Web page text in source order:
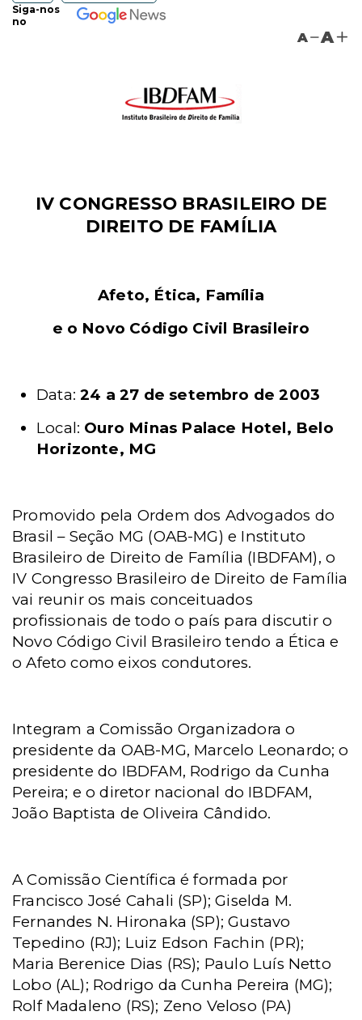
Siga-nos
no
A A
IV CONGRESSO BRASILEIRO DE
DIREITO DE FAMÍLIA
Afeto, Ética, Família
e o Novo Código Civil Brasileiro
Data:24 a 27 de setembro de 2003
Local: Ouro Minas Palace Hotel, Belo
Horizonte, MG
Promovido pela Ordem dos Advogados do
Brasil – Seção MG (OAB-MG) e Instituto
Brasileiro de Direito de Família (IBDFAM), o
IV Congresso Brasileiro de Direito de Família
vai reunir os mais conceituados
profissionais de todo o país para discutir o
Novo Código Civil Brasileiro tendo a Ética e
o Afeto como eixos condutores.
Integram a Comissão Organizadora o
presidente da OAB-MG, Marcelo Leonardo; o
presidente do IBDFAM, Rodrigo da Cunha
Pereira; e o diretor nacional do IBDFAM,
João Baptista de Oliveira Cândido.
A Comissão Científica é formada por
Francisco José Cahali (SP); Giselda M.
Fernandes N. Hironaka (SP); Gustavo
Tepedino (RJ); Luiz Edson Fachin (PR);
Maria Berenice Dias (RS); Paulo Luís Netto
Lobo (AL); Rodrigo da Cunha Pereira (MG);
Rolf Madaleno (RS); Zeno Veloso (PA)